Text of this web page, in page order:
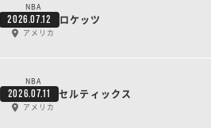
NBA
2026.07.12 ロケッツ
アメリカ
NBA
2026.07.11 セルティックス
アメリカ